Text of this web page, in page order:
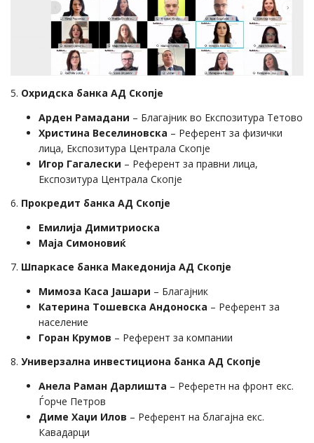
5. Охридска банка АД Скопје
Арден Рамадани – Благајник во Експозитура Тетово
Христина Веселиновска – Референт за физички
лица, Експозитура Централа Скопје
Игор Гагалески – Референт за правни лица,
Експозитура Централа Скопје
6. Прокредит банка АД Скопје
Емилија Димитриоска
Маја Симоновиќ
7. Шпаркасе банка Македонија АД Скопје
Мимоза Каса Јашари – Благајник
Катерина Тошевска Андоноска – Референт за
население
Горан Крумов – Референт за компании
8. Универзална инвестициона банка АД Скопје
Анела Раман Дарлишта – Реферетн на фронт екс.
Ѓорче Петров
Диме Хаџи Илов – Референт на благајна екс.
Кавадарци